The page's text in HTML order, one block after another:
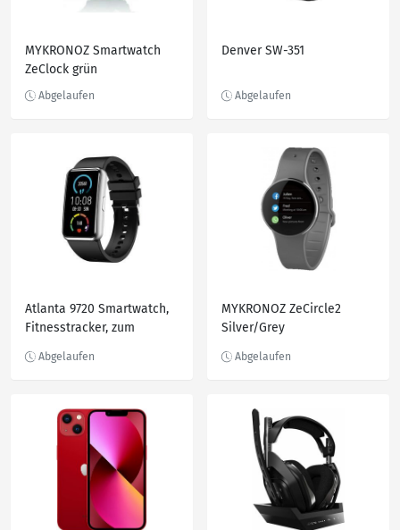
MYKRONOZ Smartwatch
ZeClock grün
Denver SW-351
Atlanta 9720 Smartwatch,
Fitnesstracker, zum
wasserdicht
MYKRONOZ ZeCircle2
Silver/Grey